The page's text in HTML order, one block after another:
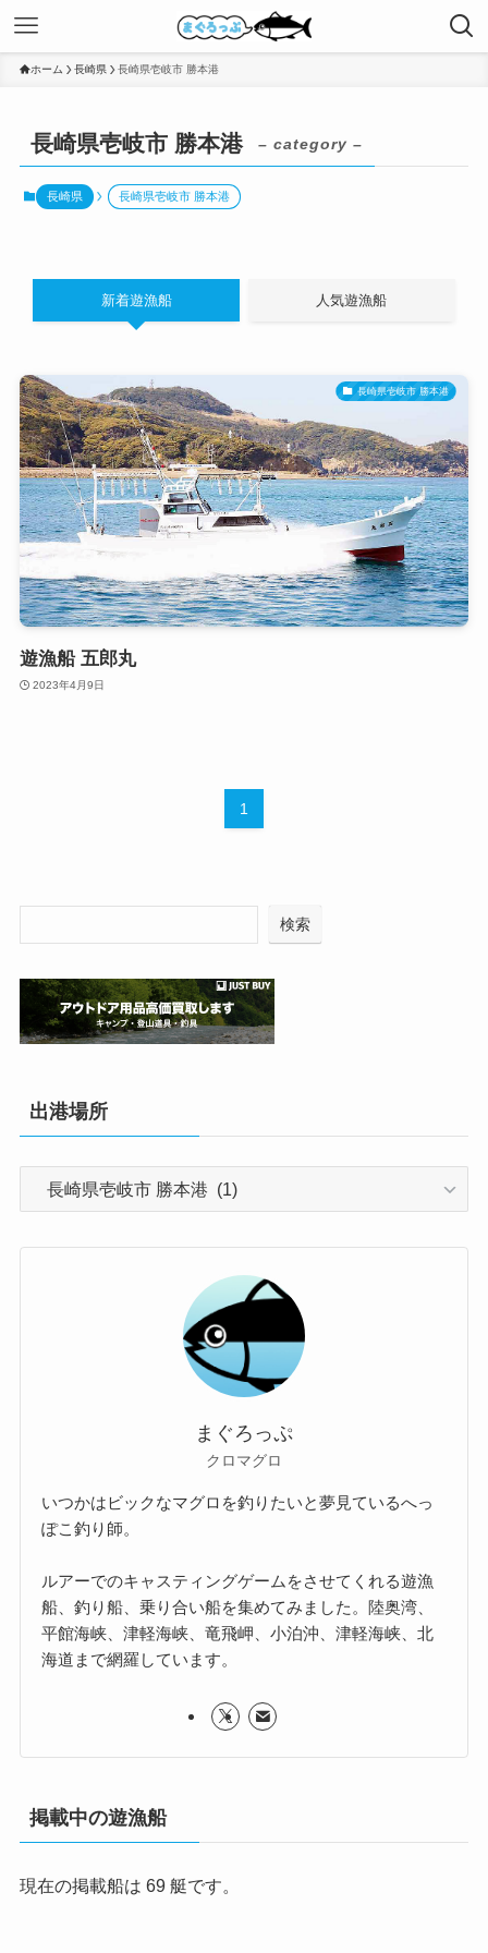
ホーム 長崎県 長崎県壱岐市 勝本港
長崎県壱岐市 勝本港 – category –
長崎県 長崎県壱岐市 勝本港
新着遊漁船 人気遊漁船
長崎県壱岐市 勝本港
遊漁船 五郎丸
2023年4月9日
1
検索
出港場所
まぐろっぷ
クロマグロ
いつかはビックなマグロを釣りたいと夢見ているへっ
ぽこ釣り師。
ルアーでのキャスティングゲームをさせてくれる遊漁
船、釣り船、乗り合い船を集めてみました。陸奥湾、
平館海峡、津軽海峡、竜飛岬、小泊沖、津軽海峡、北
海道まで網羅しています。
掲載中の遊漁船
現在の掲載船は 69 艇です。